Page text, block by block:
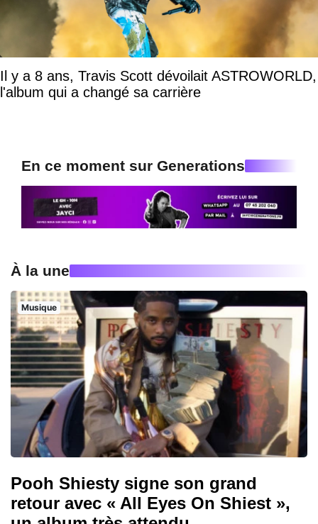
Il y a 8 ans, Travis Scott dévoilait ASTROWORLD,
l'album qui a changé sa carrière
En ce moment sur Generations
À la une
Musique
Pooh Shiesty signe son grand
retour avec « All Eyes On Shiest »,